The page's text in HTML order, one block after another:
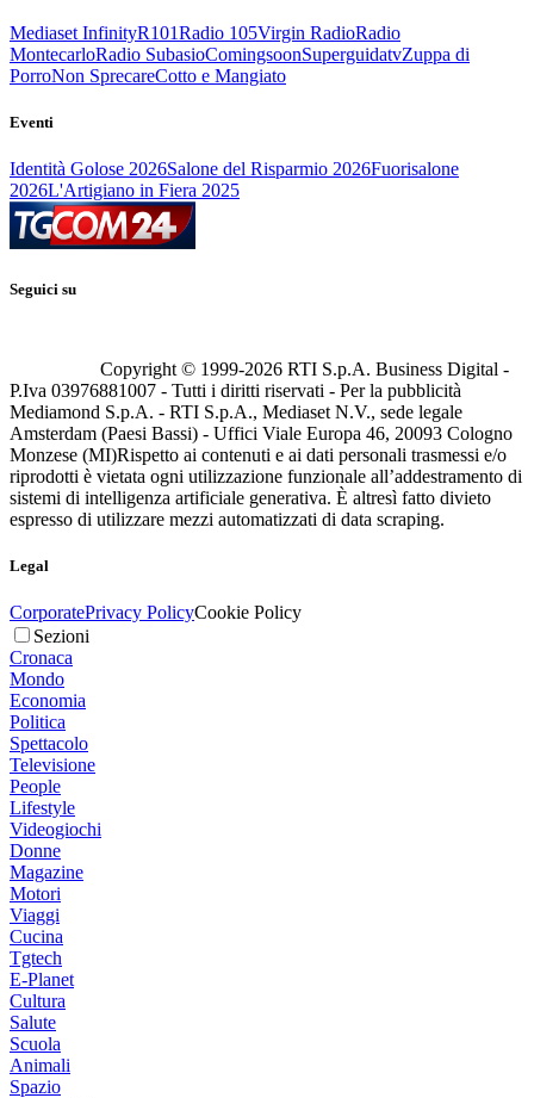
Mediaset InfinityR101Radio 105Virgin RadioRadio
MontecarloRadio SubasioComingsoonSuperguidatvZuppa di
PorroNon SprecareCotto e Mangiato
Eventi
Identità Golose 2026Salone del Risparmio 2026Fuorisalone
2026L'Artigiano in Fiera 2025
Seguici su
Copyright © 1999-2026 RTI S.p.A. Business Digital -
P.Iva 03976881007 - Tutti i diritti riservati - Per la pubblicità
Mediamond S.p.A. - RTI S.p.A., Mediaset N.V., sede legale
Amsterdam (Paesi Bassi) - Uffici Viale Europa 46, 20093 Cologno
Monzese (MI)Rispetto ai contenuti e ai dati personali trasmessi e/o
riprodotti è vietata ogni utilizzazione funzionale all’addestramento di
sistemi di intelligenza artificiale generativa. È altresì fatto divieto
espresso di utilizzare mezzi automatizzati di data scraping.
Legal
CorporatePrivacy PolicyCookie Policy
Sezioni
Cronaca
Mondo
Economia
Politica
Spettacolo
Televisione
People
Lifestyle
Videogiochi
Donne
Magazine
Motori
Viaggi
Cucina
Tgtech
E-Planet
Cultura
Salute
Scuola
Animali
Spazio